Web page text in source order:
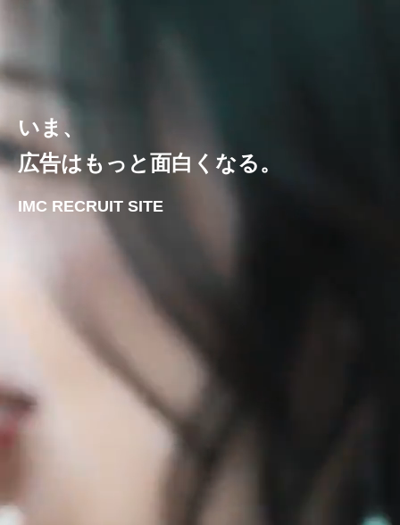
いま、
広告はもっと面白くなる。
IMC RECRUIT SITE